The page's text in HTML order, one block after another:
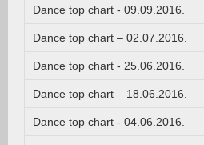
Dance top chart - 09.09.2016.
Dance top chart – 02.07.2016.
Dance top chart - 25.06.2016.
Dance top chart – 18.06.2016.
Dance top chart - 04.06.2016.